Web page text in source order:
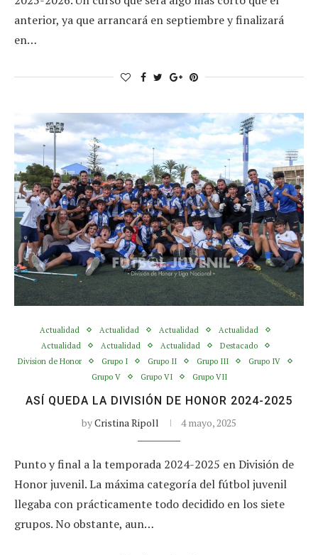
anterior, ya que arrancará en septiembre y finalizará
en…
Actualidad Actualidad Actualidad
Actualidad
Actualidad
Actualidad Actualidad
Destacado
Division de Honor
Grupo I Grupo II Grupo III
Grupo IV
Grupo V
Grupo VI Grupo VII
ASÍ QUEDA LA DIVISIÓN DE HONOR 2024-2025
byCristina Ripoll 4 mayo, 2025
Punto y final a la temporada 2024-2025 en División de
Honor juvenil. La máxima categoría del fútbol juvenil
llegaba con prácticamente todo decidido en los siete
grupos. No obstante, aun…